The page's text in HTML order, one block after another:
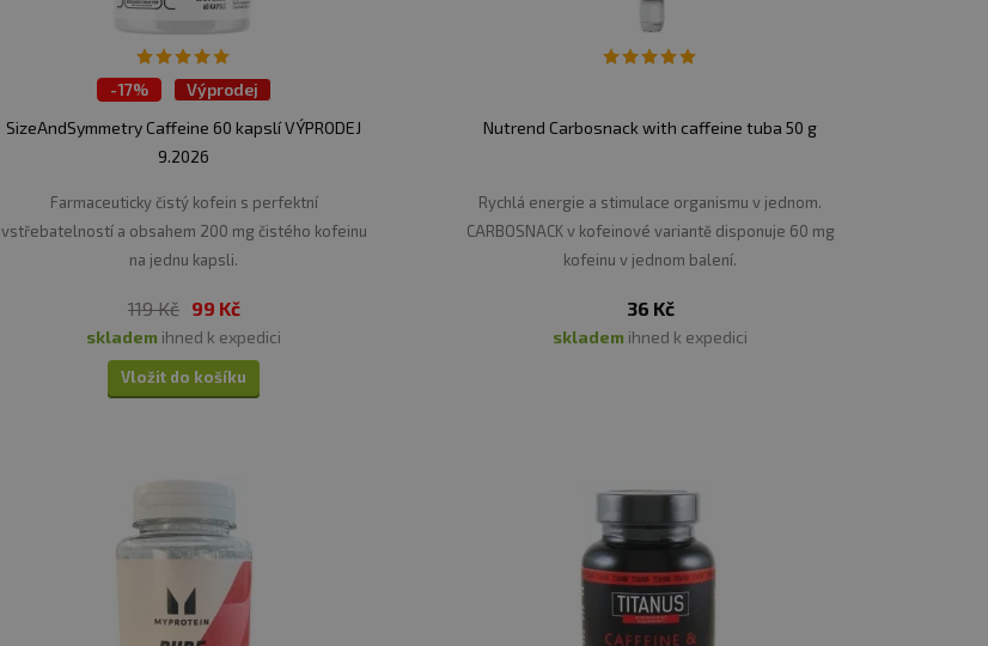
-17%
Výprodej
SizeAndSymmetry Caffeine 60 kapslí VÝPRODEJ
9.2026
Farmaceuticky čistý kofein s perfektní
vstřebatelností a obsahem 200 mg čistého kofeinu
na jednu kapsli.
119 Kč 99 Kč
skladem ihned k expedici
Vložit do košíku
Nutrend Carbosnack with caffeine tuba 50 g
Rychlá energie a stimulace organismu v jednom.
CARBOSNACK v kofeinové variantě disponuje 60 mg
kofeinu v jednom balení.
36 Kč
skladem ihned k expedici